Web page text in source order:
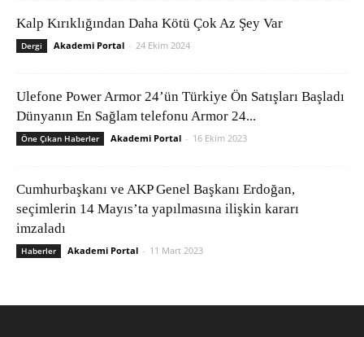
Kalp Kırıklığından Daha Kötü Çok Az Şey Var
Dergi Akademi Portal - 24 Ekim 2024
Ulefone Power Armor 24’ün Türkiye Ön Satışları Başladı
Dünyanın En Sağlam telefonu Armor 24...
Öne Çıkan Haberler Akademi Portal - 16 Ekim 2023
Cumhurbaşkanı ve AKP Genel Başkanı Erdoğan,
seçimlerin 14 Mayıs’ta yapılmasına ilişkin kararı
imzaladı
Haberler Akademi Portal - 11 Mart 2023